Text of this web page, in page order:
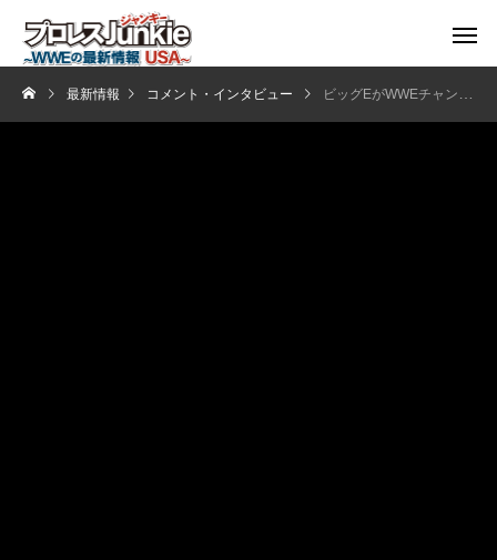
最新情報 コメント・インタビュー ビッグEがWWEチャンピオンになったときのことを語る